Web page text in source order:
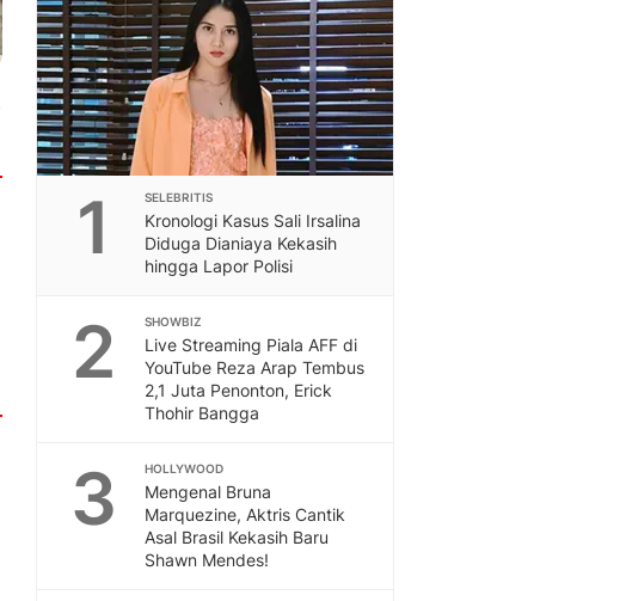
1 SELEBRITIS
Kronologi Kasus Sali Irsalina
Diduga Dianiaya Kekasih
hingga Lapor Polisi
2 SHOWBIZ
Live Streaming Piala AFF di
YouTube Reza Arap Tembus
2,1 Juta Penonton, Erick
Thohir Bangga
3 HOLLYWOOD
Mengenal Bruna
Marquezine, Aktris Cantik
Asal Brasil Kekasih Baru
Shawn Mendes!